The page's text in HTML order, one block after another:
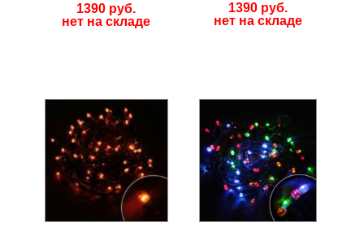
1390 руб.
нет на складе
1390 руб.
нет на складе